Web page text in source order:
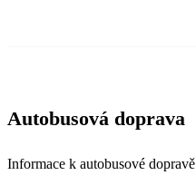
Autobusová doprava
Informace k autobusové dopravě